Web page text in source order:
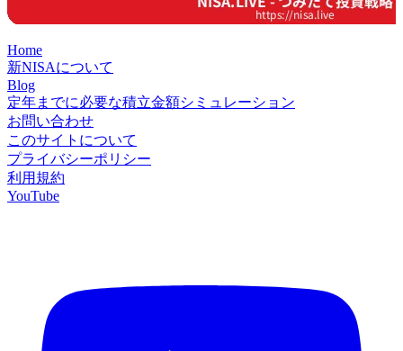
Home
新NISAについて
Blog
定年までに必要な積立金額シミュレーション
お問い合わせ
このサイトについて
プライバシーポリシー
利用規約
YouTube